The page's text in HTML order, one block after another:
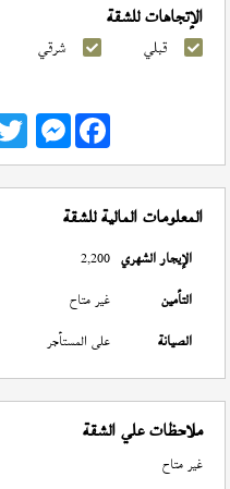
الإتجاهات للشقة
قبلي شرقي
Messenger
المعلومات المالية للشقة
الإيجار الشهري 2,200
التأمين
غير متاح
الصيانة
على المستأجر
ملاحظات علي الشقة
غير متاح